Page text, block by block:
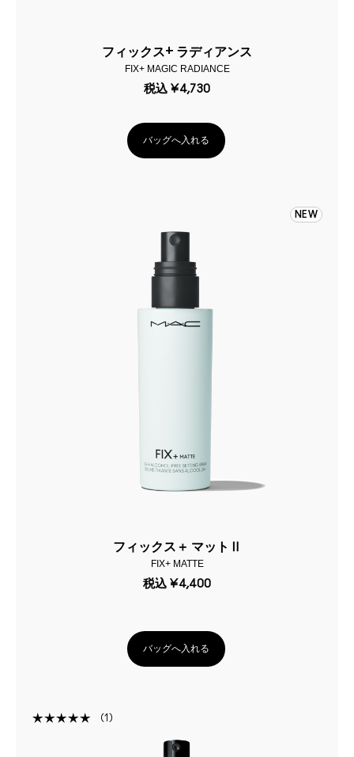
フィックス+ ラディアンス
FIX+ MAGIC RADIANCE
税込 ¥4,730
バッグへ入れる
NEW
フィックス＋ マットⅡ
FIX+ MATTE
税込 ¥4,400
バッグへ入れる
1